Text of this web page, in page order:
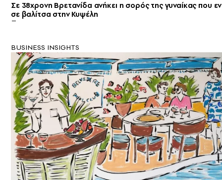
Σε 38χρονη Βρετανίδα ανήκει η σορός της γυναίκας που
σε βαλίτσα στην Κυψέλη
BUSINESS INSIGHTS